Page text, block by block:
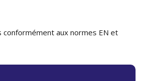
aux normes EN et